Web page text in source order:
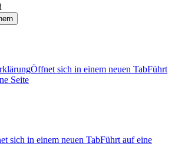
Öffnet sich in einem neuen TabFührt
Seite
sich in einem neuen TabFührt auf eine